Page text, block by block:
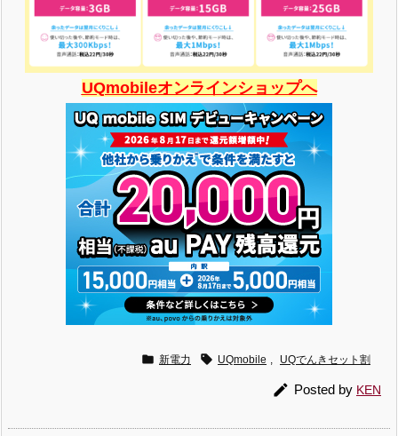
UQmobileオンラインショップへ
 新電力  UQmobile UQでんきセット割
 Posted by KEN